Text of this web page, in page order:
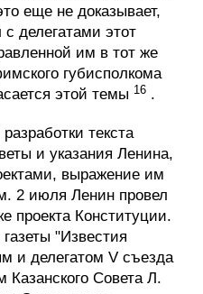
еще не доказывает,
делегатами этот
им в тот же
губисполкома
этой темы 16 .
текста
и указания Ленина,
выражение им
2 июля Ленин провел
проекта Конституции.
"Известия
делегатом V съезда
Казанского Совета Л.